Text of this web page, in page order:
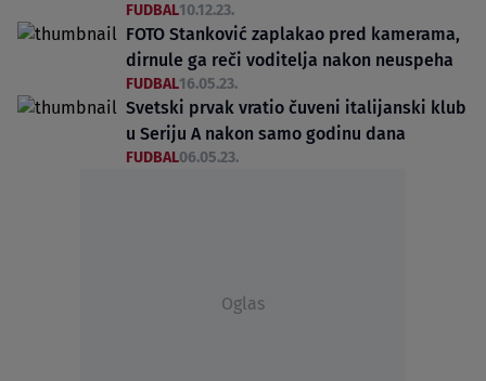
FUDBAL10.12.23.
FOTO Stanković zaplakao pred kamerama,
dirnule ga reči voditelja nakon neuspeha
FUDBAL16.05.23.
Svetski prvak vratio čuveni italijanski klub
u Seriju A nakon samo godinu dana
FUDBAL06.05.23.
Oglas